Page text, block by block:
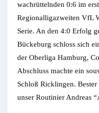
wachrüttelnden 0:6 im
Regionalligazweiten VfL
Serie. An den 4:0 Erfolg
Bückeburg schloss sich
der Oberliga Hamburg,
Abschluss machte ein
Schloß Ricklingen.
unser Routinier Andreas